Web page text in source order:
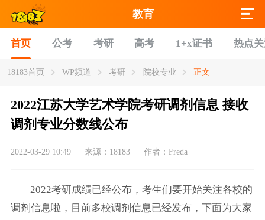
教育
首页 公考 考研 高考 1+x证书 热点
18183首页 WP频道 考研 院校专业 正文
2022江苏大学艺术学院考研调剂信息 接收
调剂专业分数线公布
2022-03-29 10:49 来源：18183 作者：Freda
2022考研成绩已经公布，考生们要开始关注各校的
调剂信息啦，目前多校调剂信息已经发布，下面为大家